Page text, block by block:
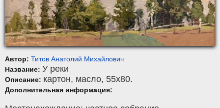
Автор: Титов Анатолий Михайлович
Название: У реки
Описание: картон, масло, 55x80.
Дополнительная информация: